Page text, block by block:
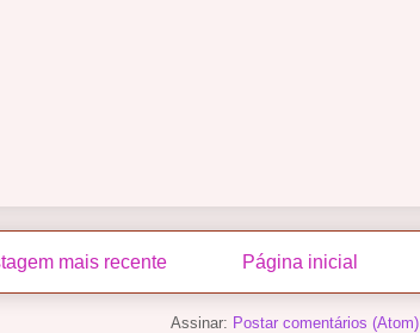
mais recente Página inicial
Assinar: Postar comentários (Atom)